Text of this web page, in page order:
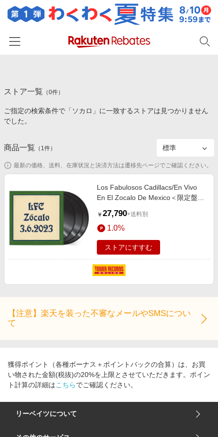
カテゴリー一覧
百貨店・総合ECモール
食品・スイーツ・お酒
コスメ・健康・医薬品
キッズ・ベビー用品
家電・PC・スマホ・カメラ
エンタメ
スポーツ・アウトドア・ゴルフ
金融・マネー・保険
イベント一覧
初回購入者限定特典
対象ストア新規限定特典
電子書籍特集
楽天ペイ導入ストア
楽天サービス特集
旅行特集
お中元特集2026
Apple公式サイト×楽天カード分割払い
Qoo10メガポ
ストア一覧 （0件）
ご指定の検索条件で「ソカロ」に一致するストアは見つかりません
でした。
商品一覧 （ 1件）
最新の価格、送料、在庫状況と決済方法は遷移先ページでご確認ください。
Los Fabulosos Cadillacs/En Vivo
En El Zocalo De Mexico＜限定盤＞
￥ 27,790+送料別
1.0%
ストアにすすむ
【注意】楽天を装った不審なメールやSMSについ
て
獲得ポイント（各種ボーナス＋ポイントバックの合算）は、お買
い物された金額(税抜)の20%を上限とさせていただきます。ポイン
ト計算の詳細はこちらでご確認ください。
リーベイツについて
会社概要